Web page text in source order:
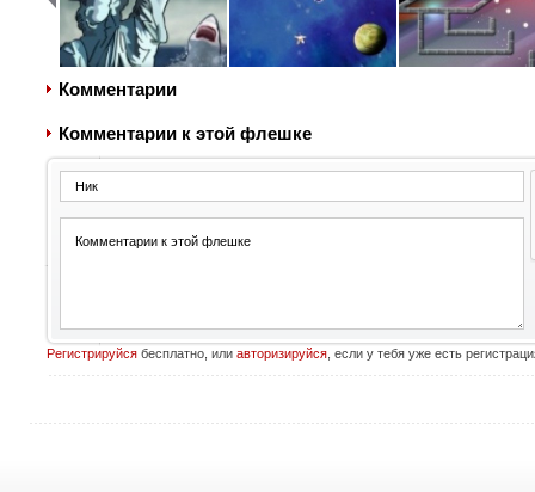
Комментарии
Комментарии к этой флешке
Регистрируйсябесплатно, или авторизируйся, если у тебя уже есть